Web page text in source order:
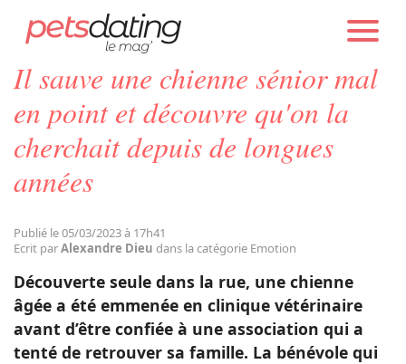
Chien
Chat
PETS DATING ACTUALITÉS EMOTION
Il sauve une chienne sénior mal
en point et découvre qu'on la
cherchait depuis de longues
années
Publié le 05/03/2023 à 17h41
Ecrit parAlexandre Dieu dans la catégorie Emotion
Découverte seule dans la rue, une chienne
âgée a été emmenée en clinique vétérinaire
avant d’être confiée à une association qui a
tenté de retrouver sa famille. La bénévole qui